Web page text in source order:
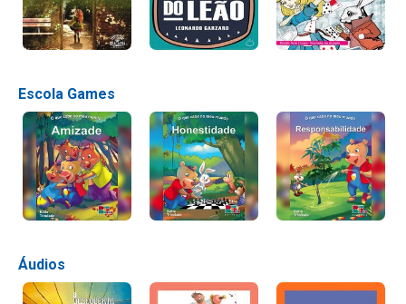
Escola Games
Áudios